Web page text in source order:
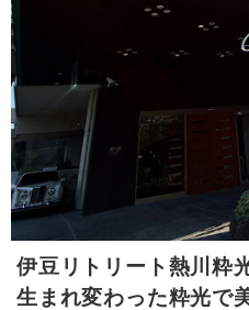
伊豆リトリート熱川粋
生まれ変わった粋光で